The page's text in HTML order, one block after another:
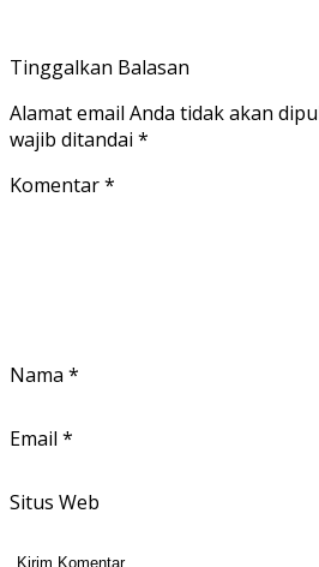
Tinggalkan Balasan
Alamat email Anda tidak akan
wajib ditandai *
Komentar*
Nama *
Email *
Situs Web